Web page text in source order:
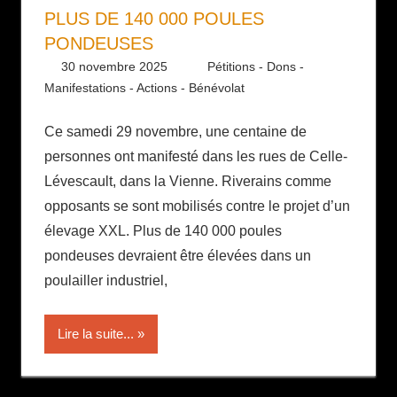
PLUS DE 140 000 POULES
PONDEUSES
30 novembre 2025 Daniel
Pétitions - Dons -
Manifestations - Actions - Bénévolat
Ce samedi 29 novembre, une centaine de
personnes ont manifesté dans les rues de Celle-
Lévescault, dans la Vienne. Riverains comme
opposants se sont mobilisés contre le projet d’un
élevage XXL. Plus de 140 000 poules
pondeuses devraient être élevées dans un
poulailler industriel,
Lire la suite...